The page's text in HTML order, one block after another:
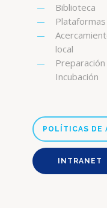
Biblioteca
local
Incubación
POLÍTICAS DE
INTRANET